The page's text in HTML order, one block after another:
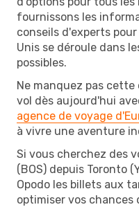
fournissons les
conseils d'experts
Unis se déroule dans
possibles.
Ne manquez pas
vol dès aujourd'hui
agence de voyage
à vivre une aventure
Si vous cherchez des
(BOS) depuis Toronto
Opodo les billets aux
optimiser vos chances